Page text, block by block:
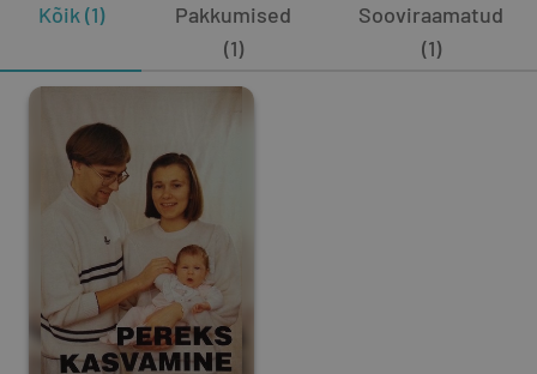
Kõik (1)
Pakkumised
(1)
Sooviraamatud
(1)